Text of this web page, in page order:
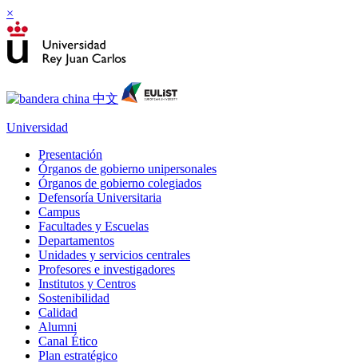
×
Universidad
Presentación
Órganos de gobierno unipersonales
Órganos de gobierno colegiados
Defensoría Universitaria
Campus
Facultades y Escuelas
Departamentos
Unidades y servicios centrales
Profesores e investigadores
Institutos y Centros
Sostenibilidad
Calidad
Alumni
Canal Ético
Plan estratégico